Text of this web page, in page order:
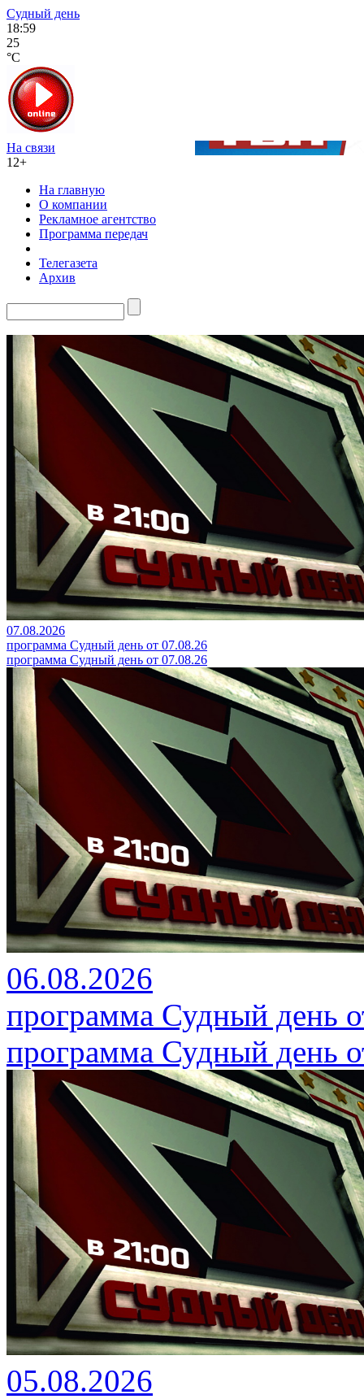
Судный день
18:59
25
°C
На связи
12+
На главную
О компании
Рекламное агентство
Программа передач
Телегазета
Архив
07.08.2026
программа Судный день от 07.08.26
программа Судный день от 07.08.26
06.08.2026
программа Судный день
программа Судный день
05.08.2026